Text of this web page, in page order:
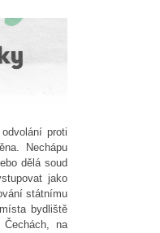
proti
Nechápu
dělá soud
jako
státnímu
bydliště
na